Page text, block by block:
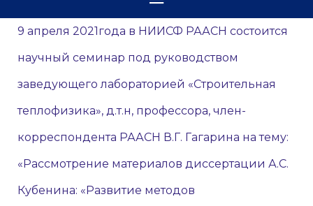
9 апреля 2021года в НИИСФ РААСН состоится
научный семинар под руководством
заведующего лабораторией «Строительная
теплофизика», д.т.н, профессора, член-
корреспондента РААСН В.Г. Гагарина на тему:
«Рассмотрение материалов диссертации А.С.
Кубенина: «Развитие методов